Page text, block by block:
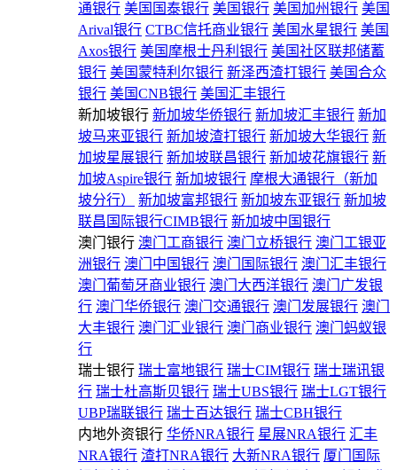
通银行 美国国泰银行 美国银行 美国加州银行 美国
Arival银行 CTBC信托商业银行 美国水星银行 美国
Axos银行 美国摩根士丹利银行 美国社区联邦储蓄
银行 美国蒙特利尔银行 新泽西渣打银行 美国合众
银行 美国CNB银行 美国汇丰银行
新加坡银行 新加坡华侨银行 新加坡汇丰银行 新加
坡马来亚银行 新加坡渣打银行 新加坡大华银行 新
加坡星展银行 新加坡联昌银行 新加坡花旗银行 新
加坡Aspire银行 新加坡银行 摩根大通银行（新加
坡分行）
新加坡富邦银行 新加坡东亚银行 新加坡
联昌国际银行CIMB银行 新加坡中国银行
澳门银行 澳门工商银行 澳门立桥银行 澳门工银亚
洲银行 澳门中国银行 澳门国际银行 澳门汇丰银行
澳门葡萄牙商业银行 澳门大西洋银行 澳门广发银
行 澳门华侨银行 澳门交通银行 澳门发展银行 澳门
大丰银行 澳门汇业银行 澳门商业银行 澳门蚂蚁银
行
瑞士银行 瑞士富地银行 瑞士CIM银行 瑞士瑞讯银
行 瑞士杜高斯贝银行 瑞士UBS银行 瑞士LGT银行
UBP瑞联银行 瑞士百达银行 瑞士CBH银行
内地外资银行 华侨NRA银行 星展NRA银行 汇丰
NRA银行 渣打NRA银行 大新NRA银行 厦门国际